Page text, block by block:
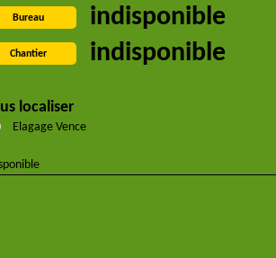
Bureau indisponible
Chantier indisponible
localiser
Elagage Vence